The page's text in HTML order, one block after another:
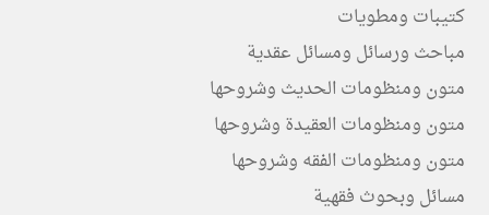
كتيبات ومطويات
مباحث ورسائل ومسائل عقدية
متون ومنظومات الحديث وشروحها
متون ومنظومات العقيدة وشروحها
متون ومنظومات الفقه وشروحها
مسائل وبحوث فقهية